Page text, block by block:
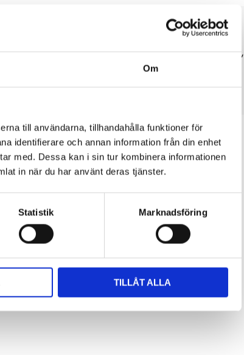
Om
till användarna, tillhandahålla funktioner för
identifierare och annan information från din enhet
med. Dessa kan i sin tur kombinera informationen
in när du har använt deras tjänster.
Statistik Marknadsföring
TILLÅT ALLA
är en diamantmönstrad matta med stoppning,